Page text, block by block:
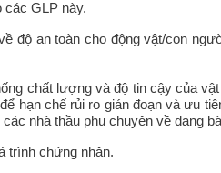
các GLP này.
độ an toàn cho động vật/con
chất lượng và độ tin cậy của
hạn chế rủi ro gián đoạn và ưu
nhà thầu phụ chuyên về dạng
trình chứng nhận.